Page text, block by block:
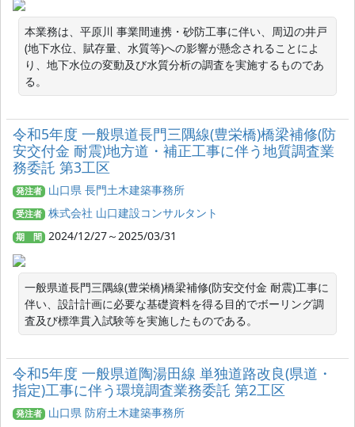
本業務は、平原川 事業間連携・砂防工事に伴い、周辺の井戸
(地下水位、賦存量、水質等)への影響が懸念されることによ
り、地下水位の変動及び水質分析の調査を実施するものであ
る。
令和5年度 一般県道長門三隅線(豊栄橋)橋梁補修(防
安交付金 耐震)地方道・補正工事に伴う地質調査業
務委託 第3工区
発注者 山口県 長門土木建築事務所
受注者 株式会社 山口建設コンサルタント
期 間 2024/12/27～2025/03/31
一般県道長門三隅線(豊栄橋)橋梁補修(防安交付金 耐震)工事に
伴い、設計計画に必要な基礎資料を得る目的でボーリング調
査及び標準貫入試験等を実施したものである。
令和5年度 一般県道陶湯田線 単独道路改良(県道・
指定)工事に伴う環境調査業務委託 第2工区
発注者 山口県 防府土木建築事務所